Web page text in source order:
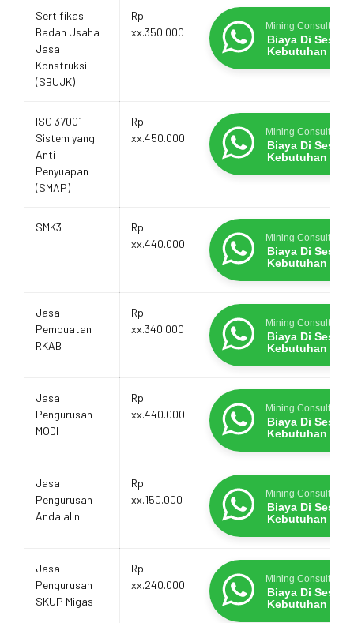
Sertifikasi
Badan Usaha
Jasa
Konstruksi
(SBUJK)
Rp.
xx.350.000
Mining Consultants
Biaya Di
Kebutuhan
ISO 37001
Sistem yang
Anti
Penyuapan
(SMAP)
Rp.
xx.450.000
Mining Consultants
Biaya Di
Kebutuhan
SMK3
Rp.
xx.440.000
Mining Consultants
Biaya Di
Kebutuhan
Jasa
Pembuatan
RKAB
Rp.
xx.340.000
Mining Consultants
Biaya Di
Kebutuhan
Jasa
Pengurusan
MODI
Rp.
xx.440.000
Mining Consultants
Biaya Di
Kebutuhan
Jasa
Pengurusan
Andalalin
Rp.
xx.150.000
Mining Consultants
Biaya Di
Kebutuhan
Jasa
Pengurusan
SKUP Migas
Rp.
xx.240.000
Mining Consultants
Biaya Di
Kebutuhan